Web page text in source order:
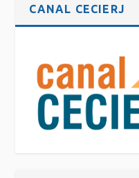
CANAL CECIERJ